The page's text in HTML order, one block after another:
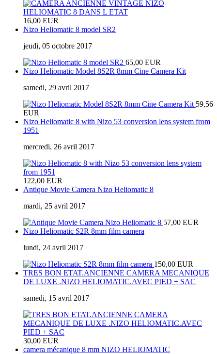
16,00 EUR
Nizo Heliomatic 8 model SR2
jeudi, 05 octobre 2017
65,00 EUR
Nizo Heliomatic Model 8S2R 8mm Cine Camera Kit
samedi, 29 avril 2017
59,56
EUR
Nizo Heliomatic 8 with Nizo 53 conversion lens system from
1951
mercredi, 26 avril 2017
122,00 EUR
Antique Movie Camera Nizo Heliomatic 8
mardi, 25 avril 2017
57,00 EUR
Nizo Heliomatic S2R 8mm film camera
lundi, 24 avril 2017
150,00 EUR
TRES BON ETAT.ANCIENNE CAMERA MECANIQUE
DE LUXE .NIZO HELIOMATIC.AVEC PIED + SAC
samedi, 15 avril 2017
30,00 EUR
camera mécanique 8 mm NIZO HELIOMATIC